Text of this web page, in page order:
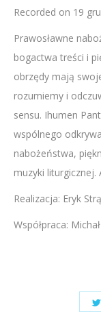
SHARE
LINK
EMBED
Recorded on 19
Prawosławne
bogactwa treści i
obrzędy mają
rozumiemy i
sensu. Ihumen
wspólnego
nabożeństwa,
muzyki liturgicznej.
Realizacja: Eryk
Współpraca: